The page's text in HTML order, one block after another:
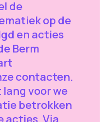
de
op de
en acties
Berm
contacten.
voor we
betrokken
acties. Via